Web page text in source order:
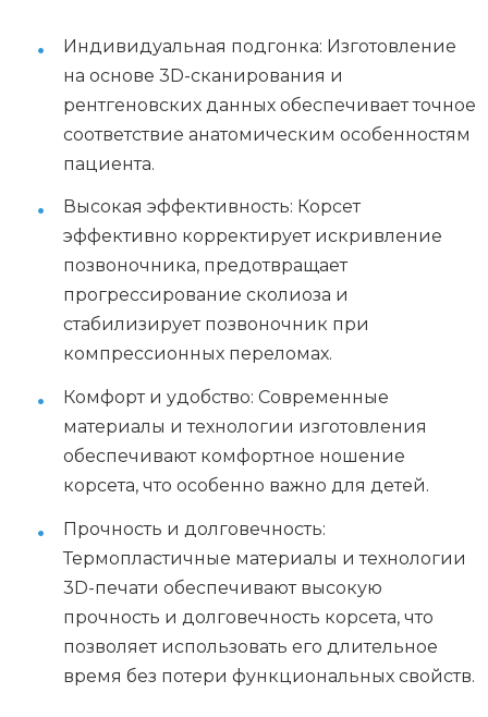
Индивидуальная подгонка: Изготовление
на основе 3D-сканирования и
рентгеновских данных обеспечивает точное
соответствие анатомическим особенностям
пациента.
Высокая эффективность: Корсет
эффективно корректирует искривление
позвоночника, предотвращает
прогрессирование сколиоза и
стабилизирует позвоночник при
компрессионных переломах.
Комфорт и удобство: Современные
материалы и технологии изготовления
обеспечивают комфортное ношение
корсета, что особенно важно для детей.
Прочность и долговечность:
Термопластичные материалы и технологии
3D-печати обеспечивают высокую
прочность и долговечность корсета, что
позволяет использовать его длительное
время без потери функциональных свойств.